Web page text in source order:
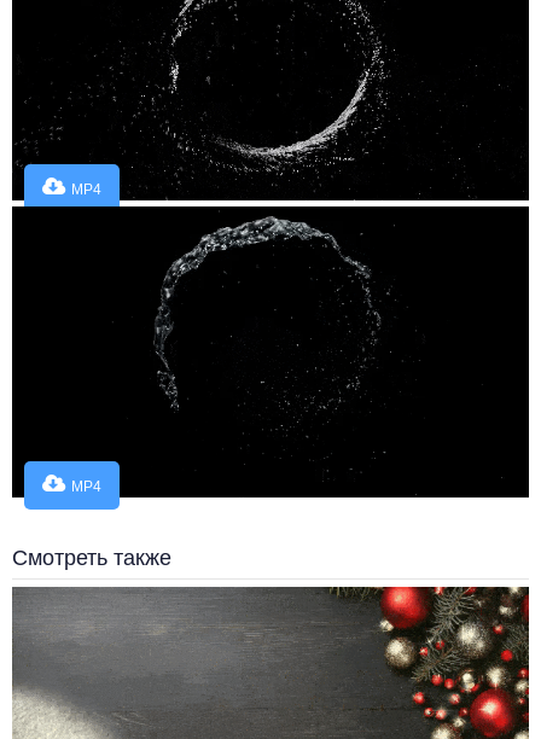
MP4
MP4
Смотреть также